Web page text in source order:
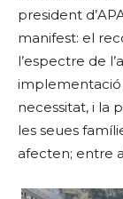
president
manifest: el
l’espectre de
implementació
necessitat, i la
les seues
afecten; entre